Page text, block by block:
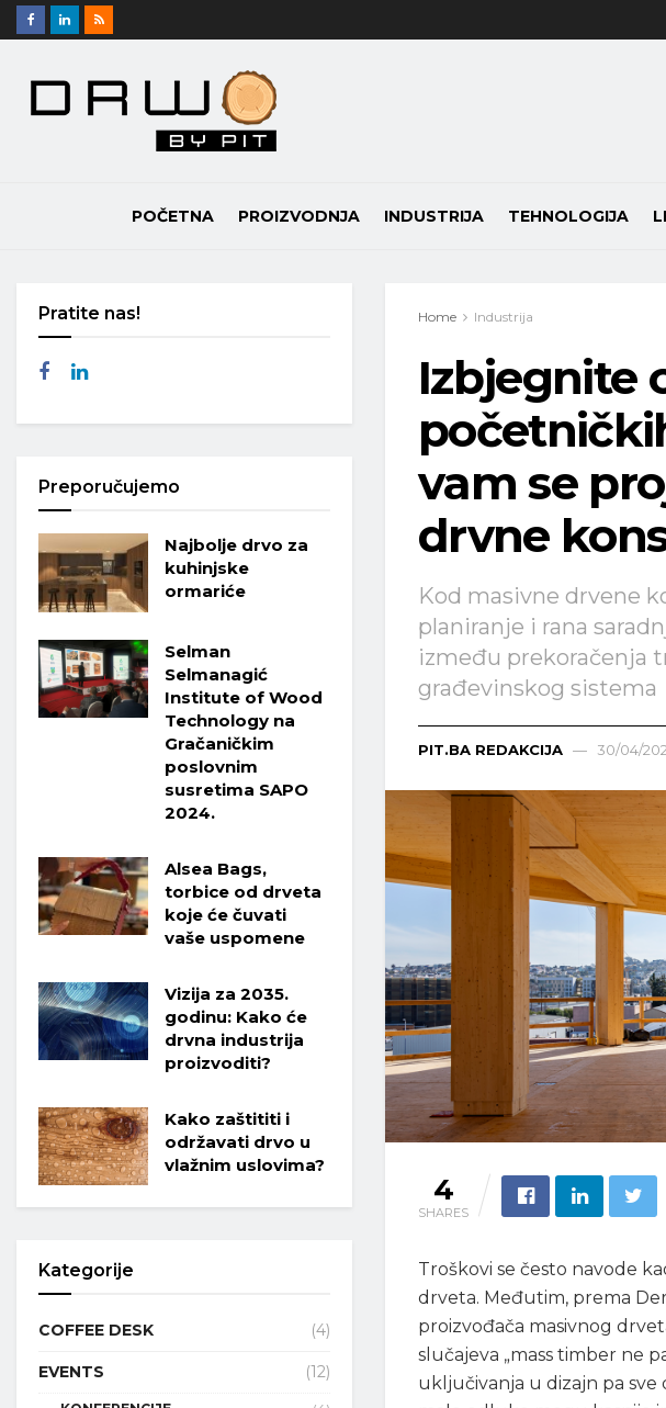
POČETNA PROIZVODNJA INDUSTRIJA TEHNOLOGIJA
Home Industrija
Izbjegnite
vam se
drvne
Kod masivne drvene
planiranje i rana
između prekoračenja
građevinskog sistema
PIT.BA REDAKCIJA 30/04/
4
SHARES
Troškovi se često navode
drveta. Međutim, prema
proizvođača masivnog
slučajeva „mass timber ne
uključivanja u dizajn pa sve
Pratite nas!
Preporučujemo
Najbolje drvo za
kuhinjske
ormariće
Selman
Selmanagić
Institute of Wood
Technology na
Gračaničkim
poslovnim
susretima SAPO
2024.
Alsea Bags,
torbice od drveta
koje će čuvati
vaše uspomene
Vizija za 2035.
godinu: Kako će
drvna industrija
proizvoditi?
Kako zaštititi i
održavati drvo u
vlažnim uslovima?
Kategorije
COFFEE DESK (4)
EVENTS (12)